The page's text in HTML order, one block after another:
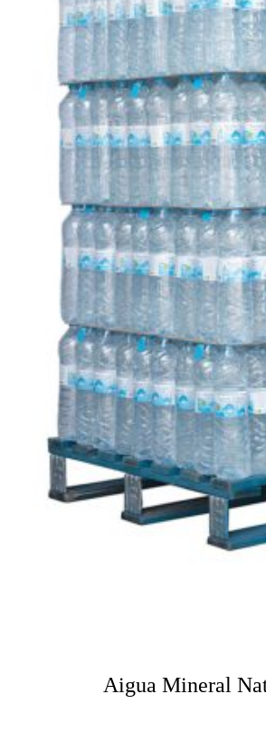
Aigua Mineral